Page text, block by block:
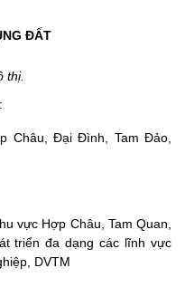
ĐẤT
thị.
Châu, Đại Đình, Tam Đảo,
vực Hợp Châu, Tam Quan,
triển đa dạng các lĩnh vực
DVTM